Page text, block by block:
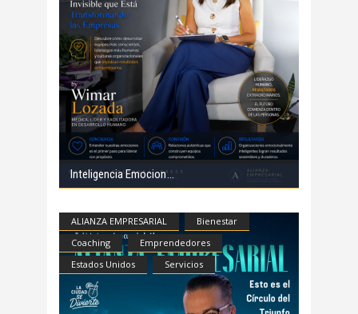
Inteligencia Emocion
ALIANZA EMPRESARIAL
Bienestar
Coaching
Emprendedores
Estados Unidos
Servicios